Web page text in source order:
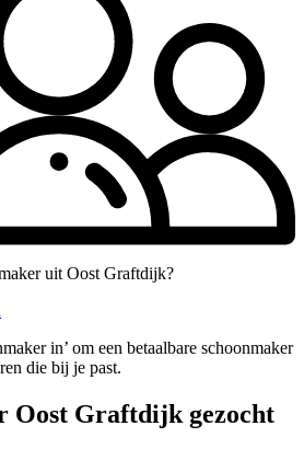
uit Oost Graftdijk?
in’ om een betaalbare schoonmaker
die bij je past.
Oost Graftdijk gezocht